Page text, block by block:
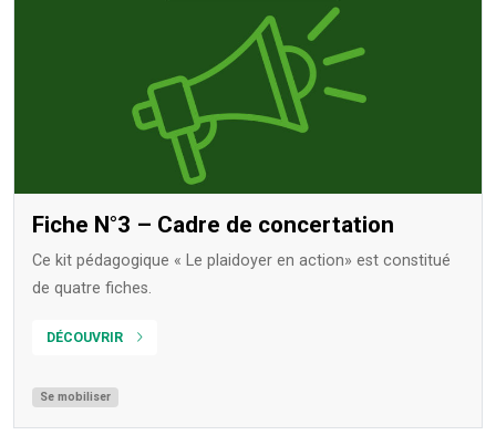
Fiche N°3 – Cadre de concertation
Ce kit pédagogique « Le plaidoyer en action» est constitué
de quatre fiches.
DÉCOUVRIR
Se mobiliser